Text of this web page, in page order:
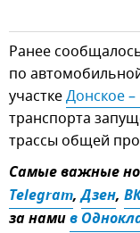
Ранее
по
участкеДонское
транспорта
трассы общей
Самые важные
Telegram,Дзен,
за намив